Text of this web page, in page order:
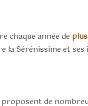
chaque année de
la Sérénissime et
de